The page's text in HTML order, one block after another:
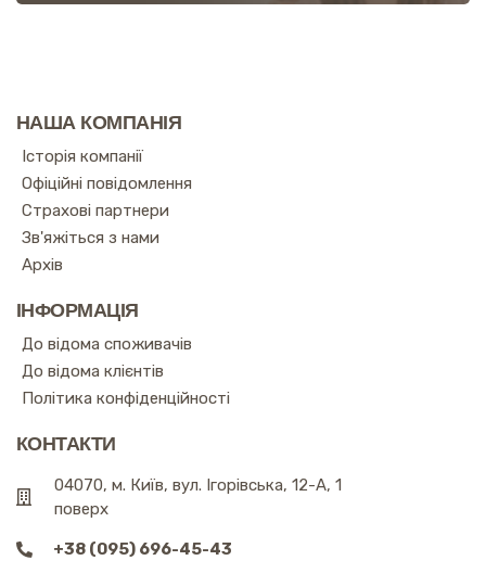
НАША КОМПАНІЯ
Історія компанії
Офіційні повідомлення
Страхові партнери
Зв'яжіться з нами
Архів
ІНФОРМАЦІЯ
До відома споживачів
До відома клієнтів
Політика конфіденційності
КОНТАКТИ
04070, м. Київ, вул. Ігорівська, 12-А, 1
поверх
+38 (095) 696-45-43